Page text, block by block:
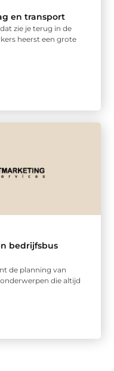
en transport
zie je terug in de
heerst een grote
bedrijfsbus
de planning van
die altijd